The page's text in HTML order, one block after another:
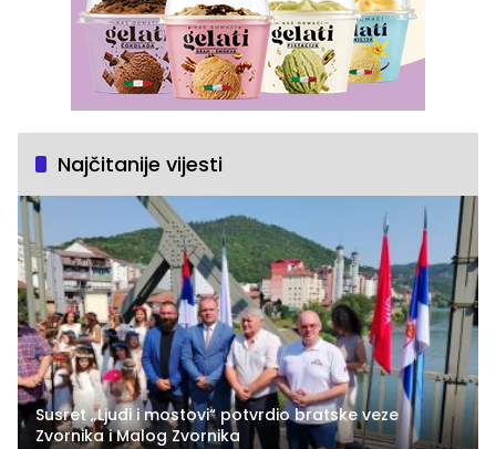
Najčitanije vijesti
Susret „Ljudi i mostovi“ potvrdio bratske veze
Zvornika i Malog Zvornika